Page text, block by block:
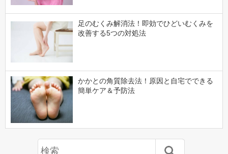
足のむくみ解消法！即効でひどいむくみを
改善する5つの対処法
かかとの角質除去法！原因と自宅でできる
簡単ケア＆予防法